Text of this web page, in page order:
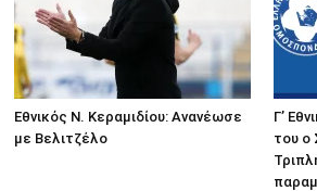
Εθνικός Ν. Κεραμιδίου: Ανανέωσε
με Βελιτζέλο
Γ’
του ο